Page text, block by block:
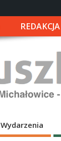
REDAKCJA
Wydarzenia